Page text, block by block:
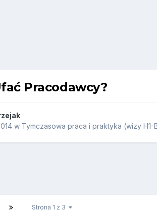
Pracodawcy?
w Tymczasowa praca i praktyka (wizy H1-
Strona 1 z 3